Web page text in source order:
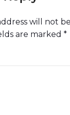
will not
are marked *